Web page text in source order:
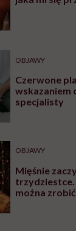
SPOŁECZEŃSTWO
Jagoda
wczesnym
10, może 11
nie będę już